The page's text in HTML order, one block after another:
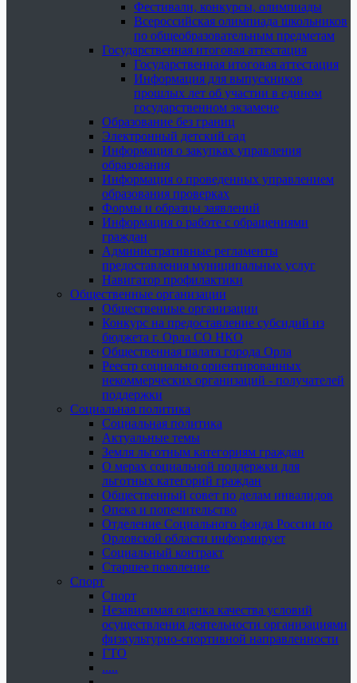
Фестивали, конкурсы, олимпиады
Всероссийская олимпиада школьников
по общеобразовательным предметам
Государственная итоговая аттестация
Государственная итоговая аттестация
Информация для выпускников
прошлых лет об участии в едином
государственном экзамене
Образование без границ
Электронный детский сад
Информация о закупках управления
образования
Информация о проведенных управлением
образования проверках
Формы и образцы заявлений
Информация о работе с обращениями
граждан
Административные регламенты
предоставления муниципальных услуг
Навигатор профилактики
Общественные организации
Общественные организации
Конкурс на предоставление субсидий из
бюджета г. Орла СО НКО
Общественная палата города Орла
Реестр социально ориентированных
некоммерческих организаций - получателей
поддержки
Социальная политика
Социальная политика
Актуальные темы
Земля льготным категориям граждан
О мерах социальной поддержки для
льготных категорий граждан
Общественный совет по делам инвалидов
Опека и попечительство
Отделение Социального фонда России по
Орловской области информирует
Социальный контракт
Старшее поколение
Спорт
Спорт
Независимая оценка качества условий
осуществления деятельности организациями
физкультурно-спортивной направленности
ГТО
.....